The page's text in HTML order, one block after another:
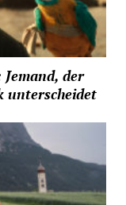
der
unterscheidet